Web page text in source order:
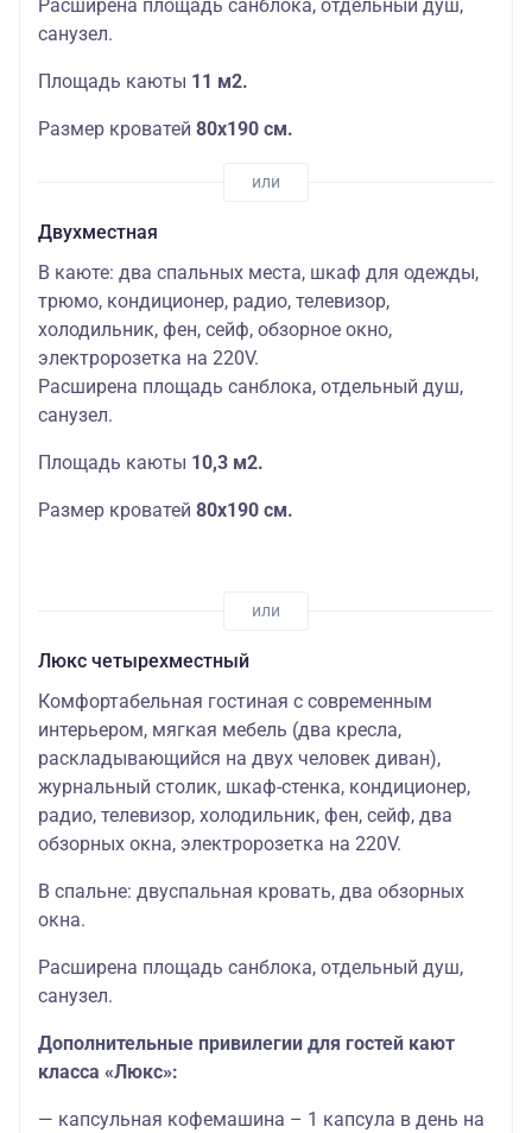
Расширена площадь санблока, отдельный душ,
санузел.
Площадь каюты 11 м2.
Размер кроватей 80х190 см.
Двухместная
В каюте: два спальных места, шкаф для одежды,
трюмо, кондиционер, радио, телевизор,
холодильник, фен, сейф, обзорное окно,
электророзетка на 220V.
Расширена площадь санблока, отдельный душ,
санузел.
Площадь каюты 10,3 м2.
Размер кроватей 80х190 см.
Люкс четырехместный
Комфортабельная гостиная с современным
интерьером, мягкая мебель (два кресла,
раскладывающийся на двух человек диван),
журнальный столик, шкаф-стенка, кондиционер,
радио, телевизор, холодильник, фен, сейф, два
обзорных окна, электророзетка на 220V.
В спальне: двуспальная кровать, два обзорных
окна.
Расширена площадь санблока, отдельный душ,
санузел.
Дополнительные привилегии для гостей кают
класса «Люкс»:
— капсульная кофемашина – 1 капсула в день на